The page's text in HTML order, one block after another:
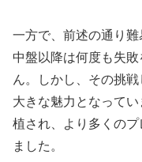
一方で、前述の通り難
中盤以降は何度も失
ん。しかし、その挑
大きな魅力となって
植され、より多くの
ました。